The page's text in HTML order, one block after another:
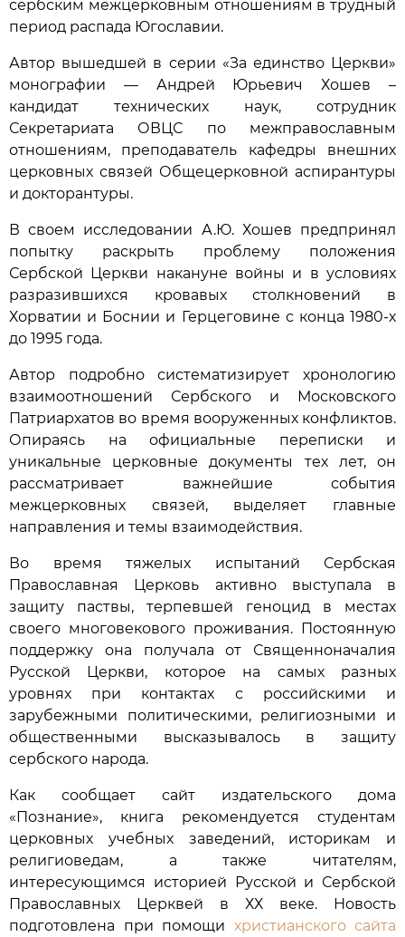
сербским межцерковным отношениям в трудный
период распада Югославии.
Автор вышедшей в серии «За единство Церкви»
монографии — Андрей Юрьевич Хошев –
кандидат технических наук, сотрудник
Секретариата ОВЦС по межправославным
отношениям, преподаватель кафедры внешних
церковных связей Общецерковной аспирантуры
и докторантуры.
В своем исследовании А.Ю. Хошев предпринял
попытку раскрыть проблему положения
Сербской Церкви накануне войны и в условиях
разразившихся кровавых столкновений в
Хорватии и Боснии и Герцеговине с конца 1980-х
до 1995 года.
Автор подробно систематизирует хронологию
взаимоотношений Сербского и Московского
Патриархатов во время вооруженных конфликтов.
Опираясь на официальные переписки и
уникальные церковные документы тех лет, он
рассматривает важнейшие события
межцерковных связей, выделяет главные
направления и темы взаимодействия.
Во время тяжелых испытаний Сербская
Православная Церковь активно выступала в
защиту паствы, терпевшей геноцид в местах
своего многовекового проживания. Постоянную
поддержку она получала от Священноначалия
Русской Церкви, которое на самых разных
уровнях при контактах с российскими и
зарубежными политическими, религиозными и
общественными высказывалось в защиту
сербского народа.
Как сообщает сайт издательского дома
«Познание», книга рекомендуется студентам
церковных учебных заведений, историкам и
религиоведам, а также читателям,
интересующимся историей Русской и Сербской
Православных Церквей в ХХ веке. Новость
подготовлена при помощи христианского сайта